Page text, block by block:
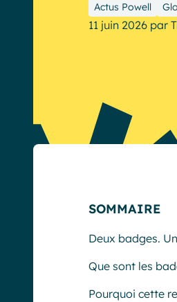
Actus Powell
11 juin 2026 par
SOMMAIRE
Deux badges.
Que sont les
Pourquoi cette